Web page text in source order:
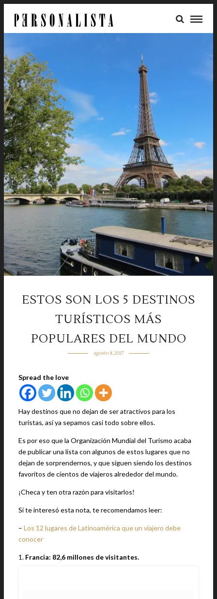
ESTOS SON LOS 5 DESTINOS
TURÍSTICOS MÁS
POPULARES DEL MUNDO
agosto 8, 2017
Spread the love
Hay destinos que no dejan de ser atractivos para los
turistas, así ya sepamos casi todo sobre ellos.
Es por eso que la Organización Mundial del Turismo acaba
de publicar una lista con algunos de estos lugares que no
dejan de sorprendernos, y que siguen siendo los destinos
favoritos de cientos de viajeros alrededor del mundo.
¡Checa y ten otra razón para visitarlos!
Si te interesó esta nota, te recomendamos leer:
– Los 12 lugares de Latinoamérica que un viajero debe
conocer
1. Francia: 82,6 millones de visitantes.